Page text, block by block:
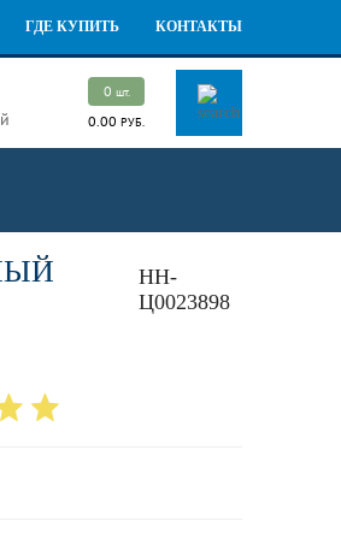
ГДЕ КУПИТЬ КОНТАКТЫ
0 шт.
0.00РУБ.
НН-
Ц0023898